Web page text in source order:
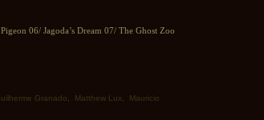
06/ Jagoda’s Dream 07/ The Ghost Zoo
Granado Matthew Lux
Mauricio